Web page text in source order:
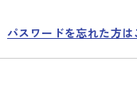
パスワードを忘れた方